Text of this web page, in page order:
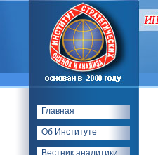
Главная
Об Институте
Вестник аналитики